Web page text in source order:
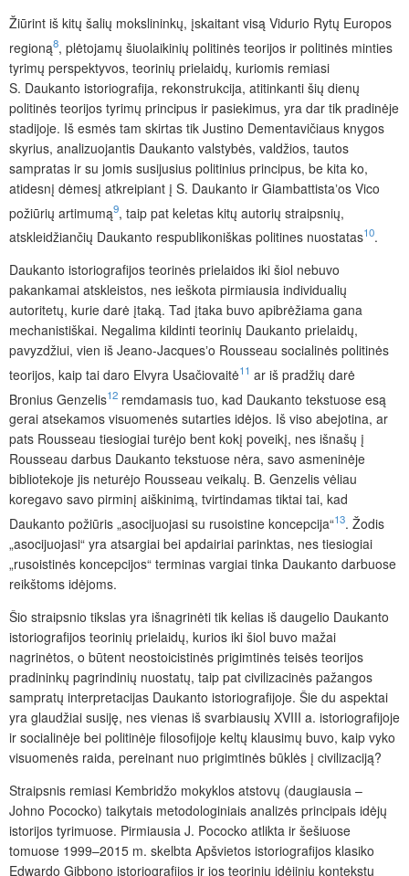
Žiūrint iš kitų šalių mokslininkų, įskaitant visą Vidurio Rytų Europos
regioną8, plėtojamų šiuolaikinių politinės teorijos ir politinės minties
tyrimų perspektyvos, teorinių prielaidų, kuriomis remiasi
S. Daukanto istoriografija, rekonstrukcija, atitinkanti šių dienų
politinės teorijos tyrimų principus ir pasiekimus, yra dar tik pradinėje
stadijoje. Iš esmės tam skirtas tik Justino Dementavičiaus knygos
skyrius, analizuojantis Daukanto valstybės, valdžios, tautos
sampratas ir su jomis susijusius politinius principus, be kita ko,
atidesnį dėmesį atkreipiant į S. Daukanto ir Giambattistaʼos Vico
požiūrių artimumą9, taip pat keletas kitų autorių straipsnių,
atskleidžiančių Daukanto respublikoniškas politines nuostatas10.
Daukanto istoriografijos teorinės prielaidos iki šiol nebuvo
pakankamai atskleistos, nes ieškota pirmiausia individualių
autoritetų, kurie darė įtaką. Tad įtaka buvo apibrėžiama gana
mechanistiškai. Negalima kildinti teorinių Daukanto prielaidų,
pavyzdžiui, vien iš Jeano-Jacquesʼo Rousseau socialinės politinės
teorijos, kaip tai daro Elvyra Usačiovaitė11 ar iš pradžių darė
Bronius Genzelis12 remdamasis tuo, kad Daukanto tekstuose esą
gerai atsekamos visuomenės sutarties idėjos. Iš viso abejotina, ar
pats Rousseau tiesiogiai turėjo bent kokį poveikį, nes išnašų į
Rousseau darbus Daukanto tekstuose nėra, savo asmeninėje
bibliotekoje jis neturėjo Rousseau veikalų. B. Genzelis vėliau
koregavo savo pirminį aiškinimą, tvirtindamas tiktai tai, kad
Daukanto požiūris „asocijuojasi su rusoistine koncepcija“13. Žodis
„asocijuojasi“ yra atsargiai bei apdairiai parinktas, nes tiesiogiai
„rusoistinės koncepcijos“ terminas vargiai tinka Daukanto darbuose
reikštoms idėjoms.
Šio straipsnio tikslas yra išnagrinėti tik kelias iš daugelio Daukanto
istoriografijos teorinių prielaidų, kurios iki šiol buvo mažai
nagrinėtos, o būtent neostoicistinės prigimtinės teisės teorijos
pradininkų pagrindinių nuostatų, taip pat civilizacinės pažangos
sampratų interpretacijas Daukanto istoriografijoje. Šie du aspektai
yra glaudžiai susiję, nes vienas iš svarbiausių XVIII a. istoriografijoje
ir socialinėje bei politinėje filosofijoje keltų klausimų buvo, kaip vyko
visuomenės raida, pereinant nuo prigimtinės būklės į civilizaciją?
Straipsnis remiasi Kembridžo mokyklos atstovų (daugiausia –
Johno Pococko) taikytais metodologiniais analizės principais idėjų
istorijos tyrimuose. Pirmiausia J. Pococko atlikta ir šešiuose
tomuose 1999–2015 m. skelbta Apšvietos istoriografijos klasiko
Edwardo Gibbono istoriografijos ir jos teorinių idėjinių kontekstų